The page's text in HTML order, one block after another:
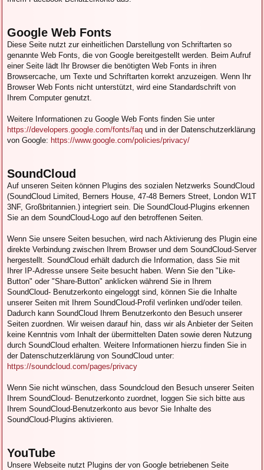
Google Web Fonts
Diese Seite nutzt zur einheitlichen Darstellung von Schriftarten so
genannte Web Fonts, die von Google bereitgestellt werden. Beim Aufruf
einer Seite lädt Ihr Browser die benötigten Web Fonts in ihren
Browsercache, um Texte und Schriftarten korrekt anzuzeigen. Wenn Ihr
Browser Web Fonts nicht unterstützt, wird eine Standardschrift von
Ihrem Computer genutzt.
Weitere Informationen zu Google Web Fonts finden Sie unter
https://developers.google.com/fonts/faq und in der Datenschutzerklärung
von Google: https://www.google.com/policies/privacy/
SoundCloud
Auf unseren Seiten können Plugins des sozialen Netzwerks SoundCloud
(SoundCloud Limited, Berners House, 47-48 Berners Street, London W1T
3NF, Großbritannien.) integriert sein. Die SoundCloud-Plugins erkennen
Sie an dem SoundCloud-Logo auf den betroffenen Seiten.
Wenn Sie unsere Seiten besuchen, wird nach Aktivierung des Plugin eine
direkte Verbindung zwischen Ihrem Browser und dem SoundCloud-Server
hergestellt. SoundCloud erhält dadurch die Information, dass Sie mit
Ihrer IP-Adresse unsere Seite besucht haben. Wenn Sie den "Like-
Button" oder "Share-Button" anklicken während Sie in Ihrem
SoundCloud- Benutzerkonto eingeloggt sind, können Sie die Inhalte
unserer Seiten mit Ihrem SoundCloud-Profil verlinken und/oder teilen.
Dadurch kann SoundCloud Ihrem Benutzerkonto den Besuch unserer
Seiten zuordnen. Wir weisen darauf hin, dass wir als Anbieter der Seiten
keine Kenntnis vom Inhalt der übermittelten Daten sowie deren Nutzung
durch SoundCloud erhalten. Weitere Informationen hierzu finden Sie in
der Datenschutzerklärung von SoundCloud unter:
https://soundcloud.com/pages/privacy
Wenn Sie nicht wünschen, dass Soundcloud den Besuch unserer Seiten
Ihrem SoundCloud- Benutzerkonto zuordnet, loggen Sie sich bitte aus
Ihrem SoundCloud-Benutzerkonto aus bevor Sie Inhalte des
SoundCloud-Plugins aktivieren.
YouTube
Unsere Webseite nutzt Plugins der von Google betriebenen Seite